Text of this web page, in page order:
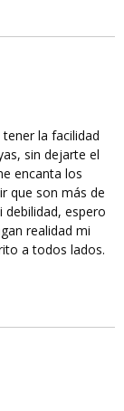
la facilidad
sin dejarte el
encanta los
que son más de
espero
realidad mi
a todos lados.